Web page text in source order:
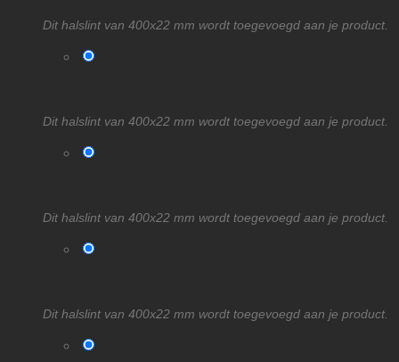
Dit halslint van 400x22 mm wordt toegevoegd aan je product.
Dit halslint van 400x22 mm wordt toegevoegd aan je product.
Dit halslint van 400x22 mm wordt toegevoegd aan je product.
Dit halslint van 400x22 mm wordt toegevoegd aan je product.